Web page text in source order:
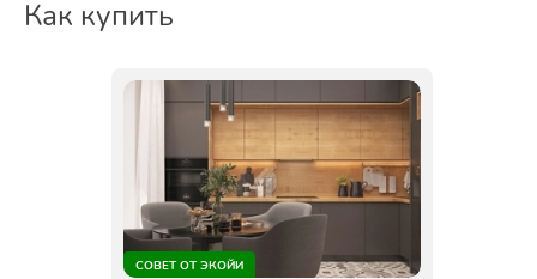
Как купить
СОВЕТ ОТ ЭКОЙИ